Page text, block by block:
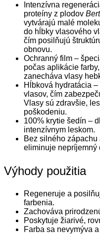
Intenzívna
proteíny z plodov
vytvárajú malé
do hĺbky vlasového
čím posilňujú
obnovu.
Ochranný film –
počas aplikácie
zanecháva vlasy
Hĺbková hydratácia
vlasov, čím
Vlasy sú zdravšie,
poškodeniu.
100% krytie šedín –
intenzívnym leskom.
Bez silného
eliminuje nepríjemný
Výhody použitia
Regeneruje a
farbenia.
Zachováva
Poskytuje žiarivé,
Farba sa nevymýva